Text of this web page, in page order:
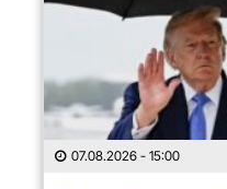
07.08.2026 - 15:00